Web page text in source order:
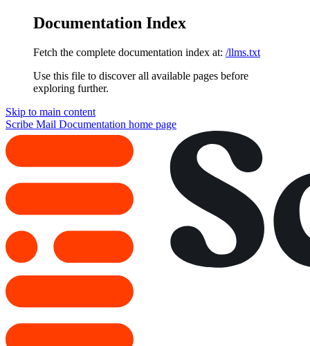
Documentation Index
Fetch the complete documentation index at: /llms.txt
Use this file to discover all available pages before
exploring further.
Skip to main content
Scribe Mail Documentation home page